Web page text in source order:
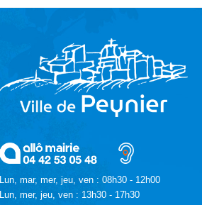
Lun, mar, mer, jeu, ven : 08h30 - 12h00
Lun, mer, jeu, ven : 13h30 - 17h30